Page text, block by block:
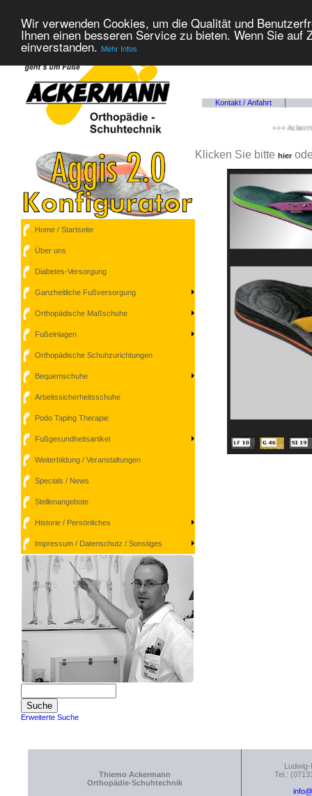
Wir verwenden Cookies, um die Qualität und
Ihnen einen besseren Service zu bieten. Wenn Sie
einverstanden. Mehr Infos
Kontakt / Anfahrt
+++
Home / Startseite
Über uns
Diabetes-Versorgung
Ganzheitliche Fußversorgung
Orthopädische Maßschuhe
Fußeinlagen
Orthopädische Schuhzurichtungen
Bequemschuhe
Arbeitssicherheitsschuhe
Podo Taping Therapie
Fußgesundheitsartikel
Weiterbildung / Veranstaltungen
Specials / News
Stellenangebote
Historie / Persönliches
Impressum / Datenschutz / Sonstiges
Erweiterte Suche
Klicken Sie bitte hier
Thiemo Ackermann
Orthopädie-Schuhtechnik
Tel.: